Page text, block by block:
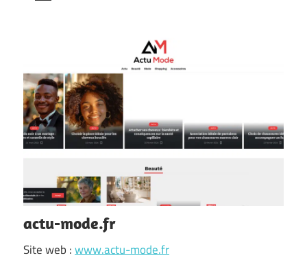
actu-mode.fr
Site web :www.actu-mode.fr